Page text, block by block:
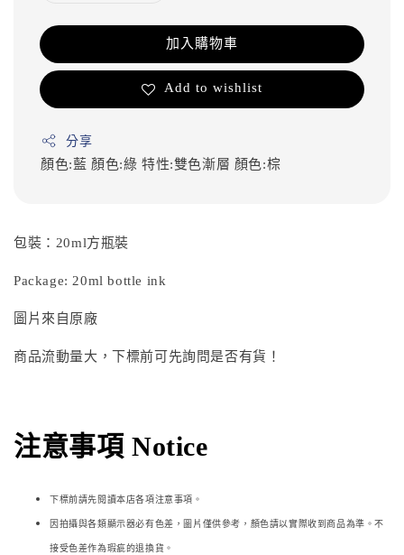
加入購物車
Add to wishlist
分享
顏色:藍 顏色:綠 特性:雙色漸層 顏色:棕
包裝：20ml方瓶裝
Package: 20ml bottle ink
圖片來自原廠
商品流動量大，下標前可先詢問是否有貨！
注意事項 Notice
下標前請先閱讀本店各項注意事項。
因拍攝與各類顯示器必有色差，圖片僅供參考，顏色請以實際收到商品為準。不
接受色差作為瑕疵的退換貨。